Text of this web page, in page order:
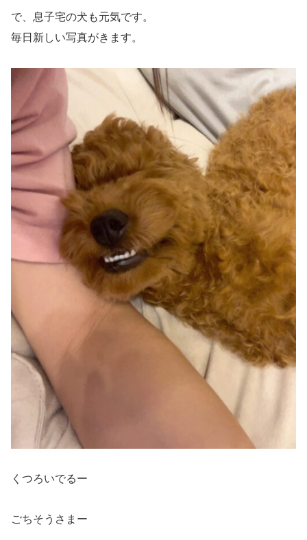
で、息子宅の犬も元気です。
毎日新しい写真がきます。
くつろいでるー
ごちそうさまー